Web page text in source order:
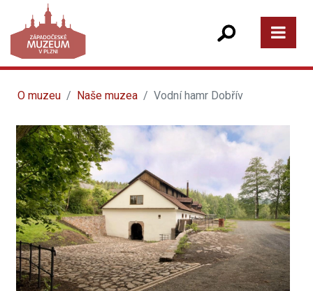
O muzeu Naše muzea Vodní hamr Dobřív